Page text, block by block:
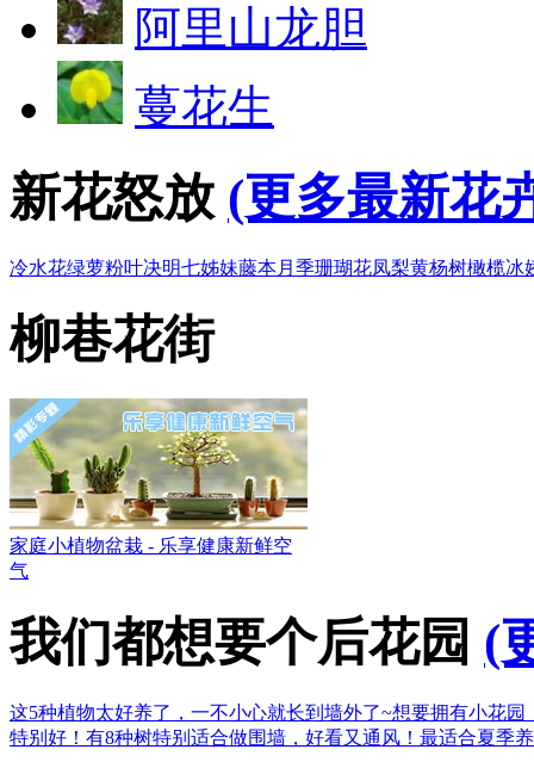
阿里山龙胆
蔓花生
新花怒放 (更多最新花
冷水花绿萝粉叶决明七姊妹藤本月季珊瑚花凤梨黄杨树橄榄冰
柳巷花街
家庭小植物盆栽 - 乐享健康新鲜空
气
我们都想要个后花园 (
这5种植物太好养了，一不小心就长到墙外了~想要拥有小花园
特别好！ 有8种树特别适合做围墙，好看又通风！ 最适合夏季